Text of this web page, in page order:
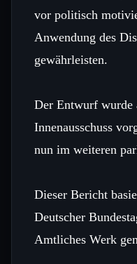
vor politisch
Anwendung des
gewährleisten.
Der Entwurf wurde
Innenausschuss
nun im weiteren
Dieser Bericht
Deutscher
Amtliches Werk